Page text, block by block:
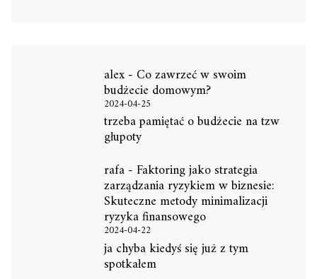
alex- Co zawrzeć w swoim
budżecie domowym?
2024-04-25
trzeba pamiętać o budżecie na tzw
głupoty
rafa-Faktoring jako strategia
zarządzania ryzykiem w biznesie:
Skuteczne metody minimalizacji
ryzyka finansowego
2024-04-22
ja chyba kiedyś się już z tym
spotkałem